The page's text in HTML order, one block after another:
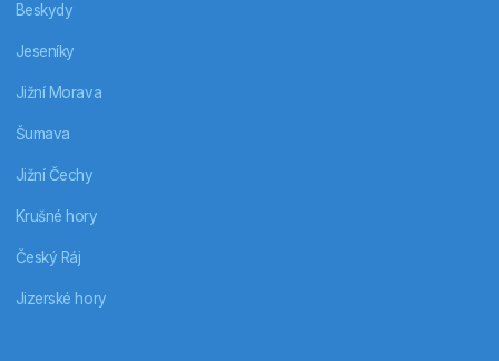
Beskydy
Jeseníky
Jižní Morava
Šumava
Jižní Čechy
Krušné hory
Český Ráj
Jizerské hory